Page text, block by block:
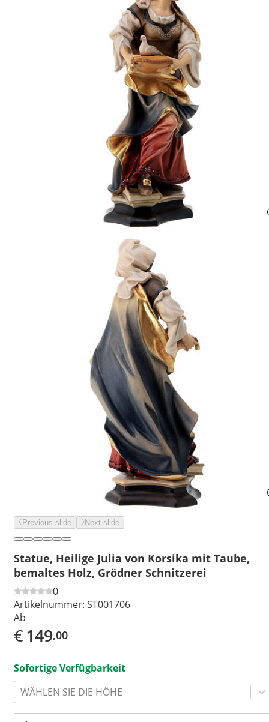
Previous slide Next slide
Statue, Heilige Julia von Korsika mit Taube,
bemaltes Holz, Grödner Schnitzerei
0
Artikelnummer: ST001706
Ab
€149,00
Sofortige Verfügbarkeit
WÄHLEN SIE DIE HÖHE